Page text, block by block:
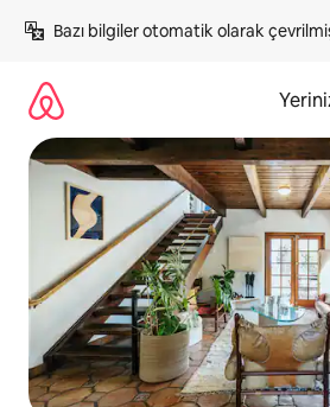
atla
Bazı bilgiler otomatik olarak